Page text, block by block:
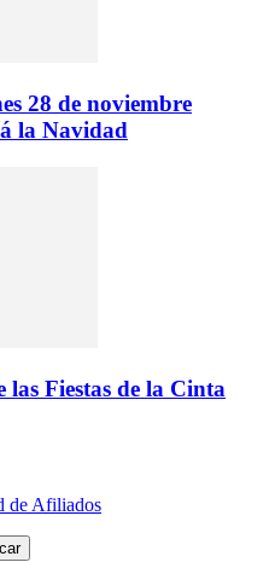
28 de noviembre
la Navidad
Fiestas de la Cinta
de Afiliados